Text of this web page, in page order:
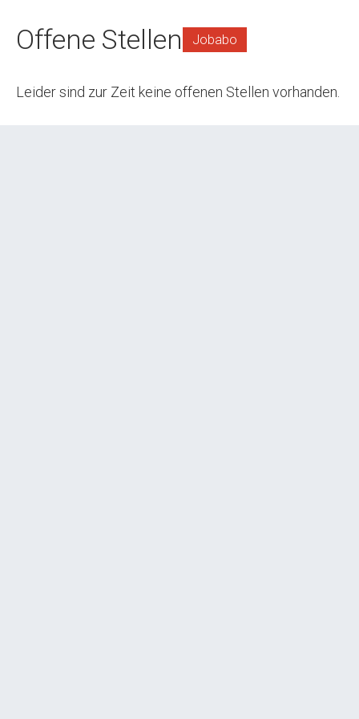
Offene Stellen Jobabo
Leider sind zur Zeit keine offenen Stellen vorhanden.